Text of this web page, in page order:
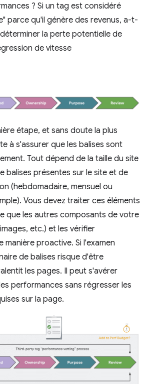
? Si un tag est considéré
parce qu'il génère des revenus, a-t-
la perte potentielle de
de vitesse
étape, et sans doute la plus
à s'assurer que les balises sont
Tout dépend de la taille du site
balises présentes sur le site et de
(hebdomadaire, mensuel ou
Vous devez traiter ces éléments
que les autres composants de votre
etc.) et les vérifier
manière proactive. Si l'examen
de balises risque d'être
les pages. Il peut s'avérer
performances sans régresser les
sur la page.